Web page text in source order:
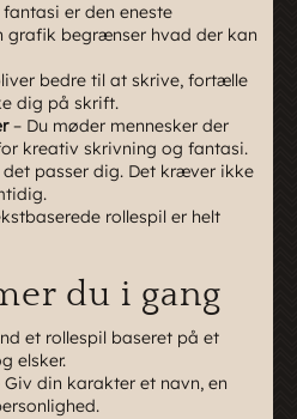
fantasi er den eneste
grafik begrænser hvad der kan
bedre til at skrive, fortælle
dig på skrift.
– Du møder mennesker der
kreativ skrivning og fantasi.
passer dig. Det kræver ikke
rollespil er helt
du i gang
et rollespil baseret på et
elsker.
din karakter et navn, en